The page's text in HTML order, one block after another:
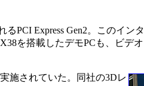
PCI Express Gen2。このイン
を搭載したデモPCも、ビデ
施されていた。同社の3Dレ